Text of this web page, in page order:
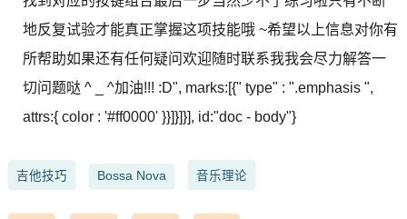
地反复试验才能真正掌握这项技能哦 ~希望以上信息对你有
所帮助如果还有任何疑问欢迎随时联系我我会尽力解答一
切问题哒 ^ _ ^加油!!! :D", marks:[{" type" : ".emphasis ",
attrs:{ color : '#ff0000' }}]}]}], id:"doc - body"}
吉他技巧 Bossa Nova 音乐理论